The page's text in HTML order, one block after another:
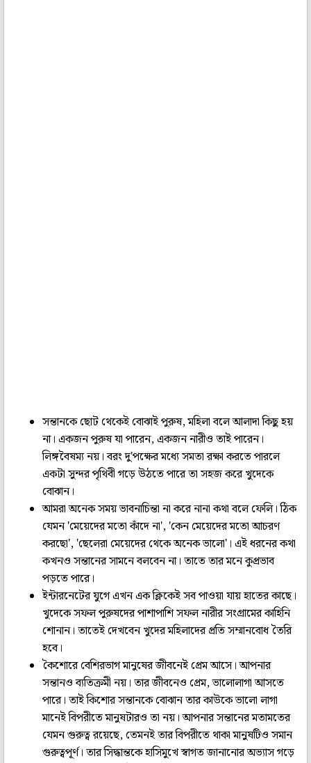
সন্তানকে ছোট থেকেই বোঝাই পুরুষ, মহিলা বলে আলাদা কিছু হয়
না। একজন পুরুষ যা পারেন, একজন নারীও তাই পারেন।
লিঙ্গবৈষম্য নয়। বরং দু'পক্ষের মধ্যে সমতা রক্ষা করতে পারলে
একটা সুন্দর পৃথিবী গড়ে উঠতে পারে তা সহজ করে খুদেকে
বোঝান।
আমরা অনেক সময় ভাবনাচিন্তা না করে নানা কথা বলে ফেলি। ঠিক
যেমন 'মেয়েদের মতো কাঁদে না', 'কেন মেয়েদের মতো আচরণ
করছো', 'ছেলেরা মেয়েদের থেকে অনেক ভালো'। এই ধরনের কথা
কখনও সন্তানের সামনে বলবেন না। তাতে তার মনে কুপ্রভাব
পড়তে পারে।
ইন্টারনেটের যুগে এখন এক ক্লিকেই সব পাওয়া যায় হাতের কাছে।
খুদেকে সফল পুরুষদের পাশাপাশি সফল নারীর সংগ্রামের কাহিনি
শোনান। তাতেই দেখবেন খুদের মহিলাদের প্রতি সম্মানবোধ তৈরি
হবে।
কৈশোরে বেশিরভাগ মানুষের জীবনেই প্রেম আসে। আপনার
সন্তানও ব্যতিক্রমী নয়। তার জীবনেও প্রেম, ভালোলাগা আসতে
পারে। তাই কিশোর সন্তানকে বোঝান তার কাউকে ভালো লাগা
মানেই বিপরীতে মানুষটারও তা নয়। আপনার সন্তানের মতামতের
যেমন গুরুত্ব রয়েছে, তেমনই তার বিপরীতে থাকা মানুষটিও সমান
গুরুত্বপূর্ণ। তার সিদ্ধান্তকে হাসিমুখে স্বাগত জানানোর অভ্যাস গড়ে